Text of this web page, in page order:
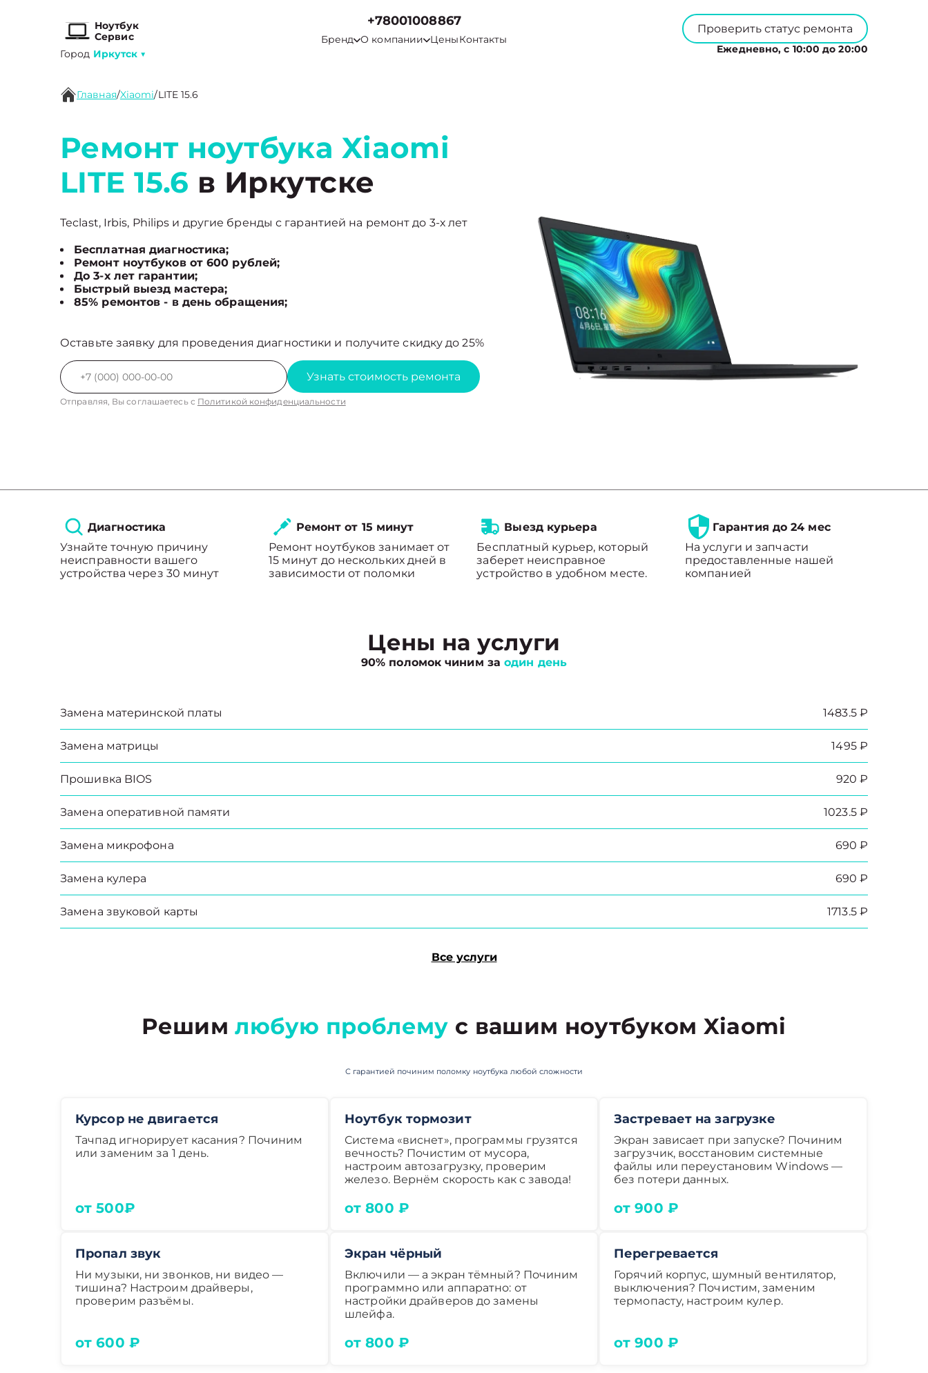
Ноутбук
Сервис
Город Иркутск ▼
+78001008867
Бренд О компании ЦеныКонтакты
Проверить статус ремонта
Ежедневно, с 10:00 до 20:00
Главная/Xiaomi/LITE 15.6
Ремонт ноутбука Xiaomi
LITE 15.6 в Иркутске
Teclast, Irbis, Philips и другие бренды с гарантией на ремонт до 3-х лет
Бесплатная диагностика;
Ремонт ноутбуков от 600 рублей;
До 3-х лет гарантии;
Быстрый выезд мастера;
85% ремонтов - в день обращения;
Оставьте заявку для проведения диагностики и получите скидку до 25%
Узнать стоимость ремонта
Отправляя, Вы соглашаетесь с Политикой конфиденциальности
Диагностика
Узнайте точную причину
неисправности вашего
устройства через 30 минут
Ремонт от 15 минут
Ремонт ноутбуков занимает от
15 минут до нескольких дней в
зависимости от поломки
Выезд курьера
Бесплатный курьер, который
заберет неисправное
устройство в удобном месте.
Гарантия до 24 мес
На услуги и запчасти
предоставленные нашей
компанией
Цены на услуги
90% поломок чиним заодин день
Замена материнской платы 1483.5 ₽
Замена матрицы 1495 ₽
Прошивка BIOS 920 ₽
Замена оперативной памяти 1023.5 ₽
Замена микрофона 690 ₽
Замена кулера 690 ₽
Замена звуковой карты 1713.5 ₽
Все услуги
Решимлюбую проблему с вашим ноутбуком Xiaomi
С гарантией починим поломку ноутбука любой сложности
Курсор не двигается
Тачпад игнорирует касания? Починим
или заменим за 1 день.
от 500₽
Ноутбук тормозит
Система «виснет», программы грузятся
вечность? Почистим от мусора,
настроим автозагрузку, проверим
железо. Вернём скорость как с завода!
от 800 ₽
Застревает на загрузке
Экран зависает при запуске? Починим
загрузчик, восстановим системные
файлы или переустановим Windows —
без потери данных.
от 900 ₽
Пропал звук
Ни музыки, ни звонков, ни видео —
тишина? Настроим драйверы,
проверим разъёмы.
от 600 ₽
Экран чёрный
Включили — а экран тёмный? Починим
программно или аппаратно: от
настройки драйверов до замены
шлейфа.
от 800 ₽
Перегревается
Горячий корпус, шумный вентилятор,
выключения? Почистим, заменим
термопасту, настроим кулер.
от 900 ₽